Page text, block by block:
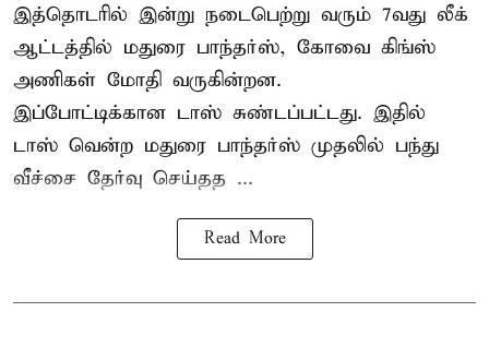
இத்தொடரில் இன்று நடைபெற்று வரும் 7வது லீக்
ஆட்டத்தில் மதுரை பாந்தர்ஸ், கோவை கிங்ஸ்
அணிகள் மோதி வருகின்றன.
இப்போட்டிக்கான டாஸ் சுண்டப்பட்டது. இதில்
டாஸ் வென்ற மதுரை பாந்தர்ஸ் முதலில் பந்து
வீச்சை தேர்வு செய்தத ...
Read More